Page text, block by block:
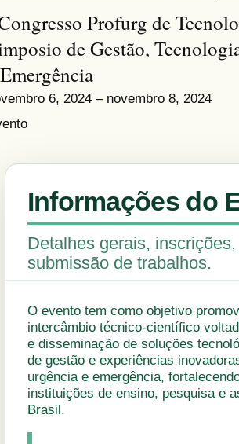
Profurg de
de Gestão,
6, 2024 – novembro 8, 2024
Informações do
Detalhes gerais,
submissão de trabalhos.
O evento tem como objetivo
intercâmbio técnico-científico
e disseminação de soluções
de gestão e experiências
urgência e emergência,
instituições de ensino, pesquisa e
Brasil.